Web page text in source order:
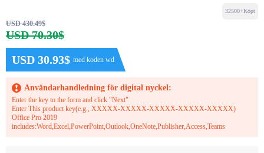
USD 430.49$
USD 70.30$
USD 30.93$ med koden wd
32500+Köpt
Användarhandledning för digital nyckel:
Enter the key to the form and click "Next"
Enter This product key(e.g., XXXXX-XXXXX-XXXXX-XXXXX-XXXXX)
Office Pro 2019
includes:Word,Excel,PowerPoint,Outlook,OneNote,Publisher,Access,Teams